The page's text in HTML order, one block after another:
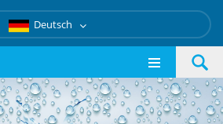
Deutsch